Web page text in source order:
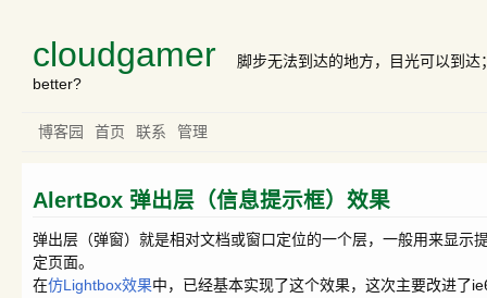
cloudgamer
脚步无法到达的地方，目光可以到
better?
博客园 首页 联系 管理
AlertBox 弹出层（信息提示框）效果
弹出层（弹窗）就是相对文档或窗口定位的一个层，一般用来显示
定页面。
在仿Lightbox效果中，已经基本实现了这个效果，这次主要改进了